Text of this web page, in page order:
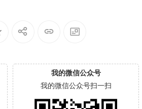
我的微信公众号
我的微信公众号扫一扫